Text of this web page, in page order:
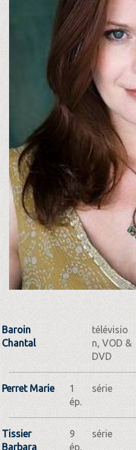
Baroin
Chantal
télévisio
n, VOD &
DVD
Perret Marie
1
ép.
série
Tissier
Barbara
9
ép.
série